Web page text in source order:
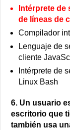
Intérprete
de líneas de
Compilador
Lenguaje de
cliente
Intérprete de
Linux Bash
6. Un usuario
escritorio que
también usa